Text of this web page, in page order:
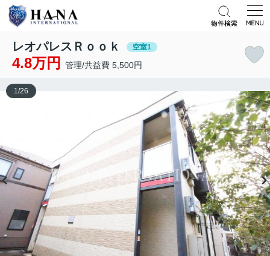
レオパレスＲｏｏｋ 空室1
4.8万円 管理/共益費 5,500円
1/26